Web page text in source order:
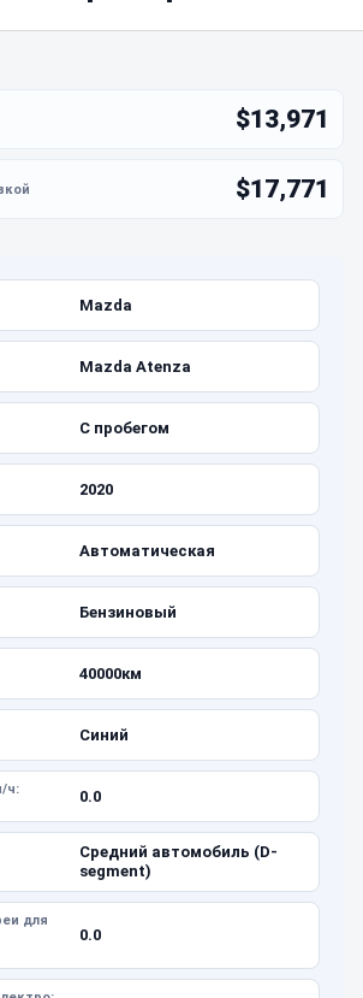
$13,971
$17,771
Mazda
Mazda Atenza
С пробегом
2020
Автоматическая
Бензиновый
40000км
Синий
ч: 0.0
Средний автомобиль (D-
segment)
для
0.0